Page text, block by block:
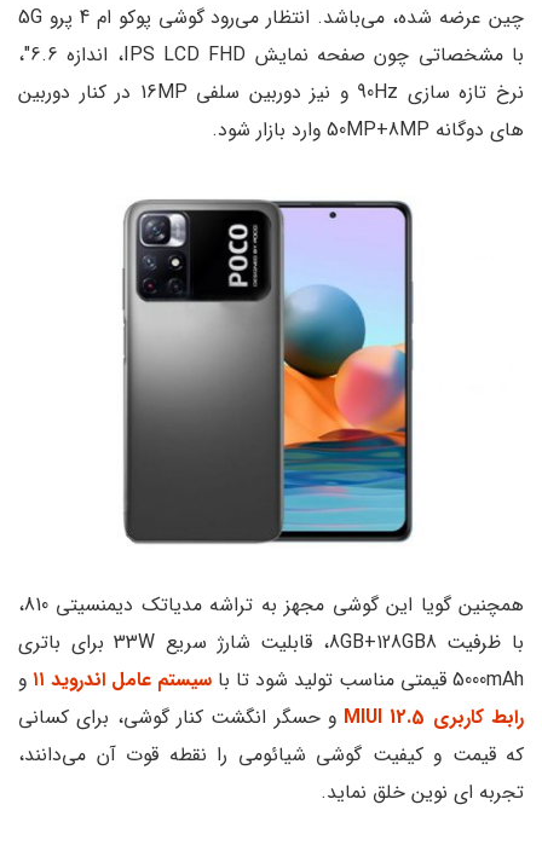
چین عرضه شده، می‌باشد. انتظار می‌رود گوشی پوکو ام 4 پرو 5G
با مشخصاتی چون صفحه نمایش IPS LCD FHD، اندازه 6.6″،
نرخ تازه سازی 90Hz و نیز دوربین سلفی 16MP در کنار دوربین
های دوگانه 50MP+8MP وارد بازار شود.
همچنین گویا این گوشی مجهز به تراشه مدیاتک دیمنسیتی 810،
با ظرفیت 8GB+128GB8، قابلیت شارژ سریع 33W برای باتری
5000mAh قیمتی مناسب تولید شود تا با
سیستم عامل اندروید ۱۱
و
رابط کاربری MIUI 12.5
و حسگر انگشت کنار گوشی، برای کسانی
که قیمت و کیفیت گوشی شیائومی را نقطه قوت آن می‌دانند،
تجربه ای نوین خلق نماید.